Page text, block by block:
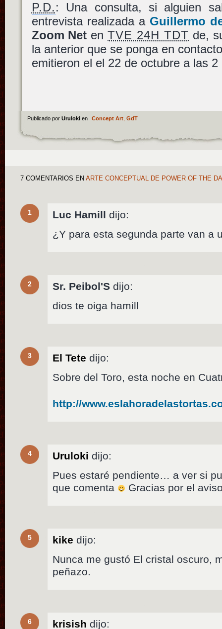
P.D.: Una consulta, si alguien
entrevista realizada a Guillermo
Zoom Net en TVE 24H TDT de,
la anterior que se ponga en
emitieron el el 22 de octubre a las 2
Publicado por Uruloki en Concept Art, GdT.
7 COMENTARIOS EN ARTE CONCEPTUAL DE POWER OF THE
1 Luc Hamill dijo:
¿Y para esta segunda parte van a
2 Sr. Peibol'S dijo:
dios te oiga hamill
3 El Tete dijo:
Sobre del Toro, esta noche en
http://
4 Uruloki dijo:
Pues estaré pendiente… a ver si
que comenta
Gracias por el
5 kike dijo:
Nunca me gustó El cristal oscuro,
peñazo.
6 krisish dijo: